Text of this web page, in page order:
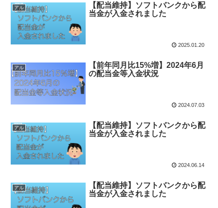
アル
【配当維持】ソフトバンクから配
当金が入金されました
2025.01.20
アル
【前年同月比15%増】2024年6月
の配当金等入金状況
2024.07.03
アル
【配当維持】ソフトバンクから配
当金が入金されました
2024.06.14
アル
【配当維持】ソフトバンクから配
当金が入金されました